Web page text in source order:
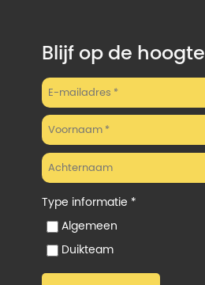
Blijf op de hoogte
Type informatie *
Algemeen
Duikteam